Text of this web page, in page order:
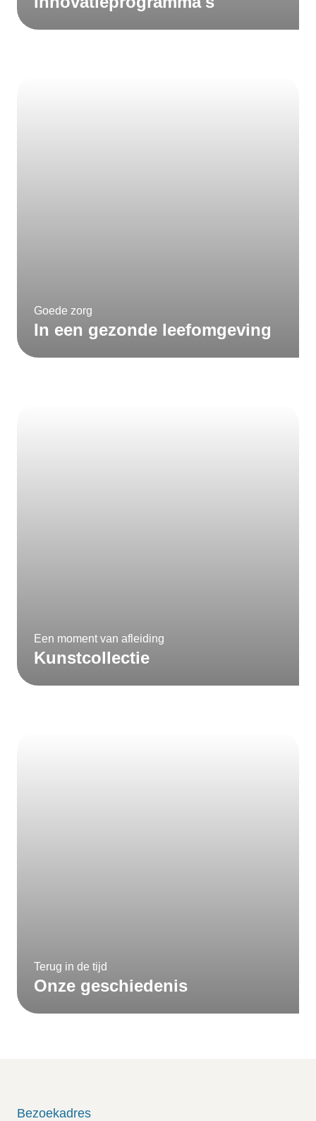
Goede zorg
In een gezonde leefomgeving
Een moment van afleiding
Kunstcollectie
Terug in de tijd
Onze geschiedenis
Bezoekadres